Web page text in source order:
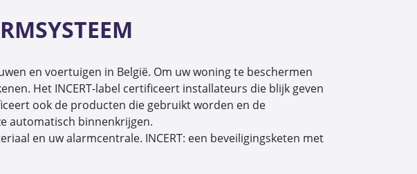
en voertuigen in België. Om uw woning te beschermen
Het INCERT-label certificeert installateurs die blijk geven
ook de producten die gebruikt worden en de
automatisch binnenkrijgen.
en uw alarmcentrale. INCERT: een beveiligingsketen met